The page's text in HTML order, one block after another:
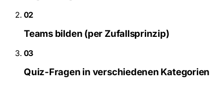
02
Teams bilden (per Zufallsprinzip)
03
Quiz-Fragen in verschiedenen Kategorien